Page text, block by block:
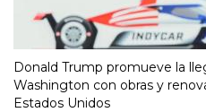
Donald Trump promueve la
Washington con obras y
Estados Unidos